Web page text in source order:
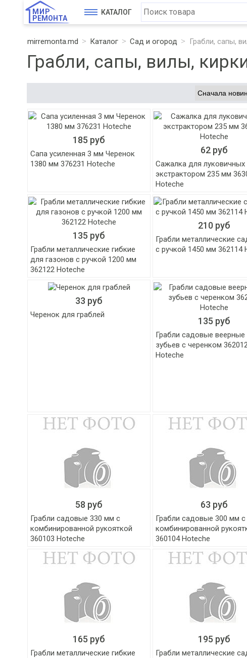
МИР
РЕМОНТА
КАТАЛОГ
mirremonta.md Каталог Сад и огород Грабли, сапы,
Грабли, сапы, вилы,
185 руб
Сапа усиленная 3 мм Черенок
1380 мм 376231 Hoteche
62 руб
Сажалка для луковичных
экстрактором 235 мм
Hoteche
135 руб
Грабли металлические гибкие
для газонов с ручкой 1200 мм
362122 Hoteche
210 руб
Грабли металлические
с ручкой 1450 мм 362114
33 руб
Черенок для граблей
135 руб
Грабли садовые веерные
зубьев с черенком
Hoteche
58 руб
Грабли садовые 330 мм с
комбинированной рукояткой
360103 Hoteche
63 руб
Грабли садовые 300 мм с
комбинированной
360104 Hoteche
165 руб
Грабли металлические гибкие
195 руб
Грабли металлические